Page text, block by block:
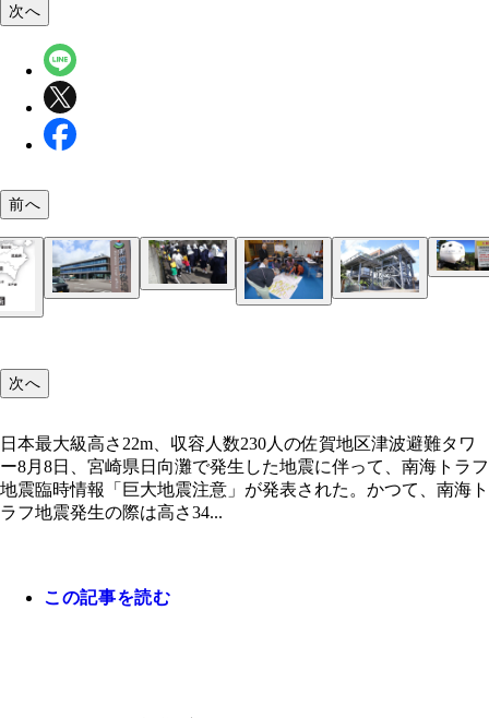
高知県の南西部に位置する。JR高知駅から特急で
間45分。2012年に南海トラフ地震での想定津波高
に達すると発表された
黒潮町で行なわれている大規模な避難訓練の様子
次へ
前へ
次へ
日本最大級高さ22m、収容人数230人の佐賀地区津波避難タワ
ー8月8日、宮崎県日向灘で発生した地震に伴って、南海トラフ
地震臨時情報「巨大地震注意」が発表された。かつて、南海ト
ラフ地震発生の際は高さ34...
この記事を読む